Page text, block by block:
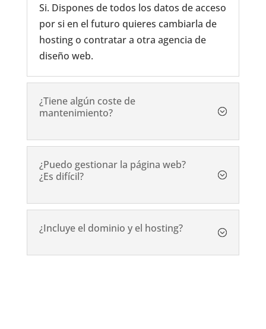
Si. Dispones de todos los datos de acceso
por si en el futuro quieres cambiarla de
hosting o contratar a otra agencia de
diseño web.
¿Tiene algún coste de
mantenimiento?
¿Puedo gestionar la página web?
¿Es difícil?
¿Incluye el dominio y el hosting?